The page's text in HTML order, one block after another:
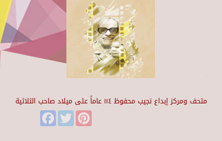
متحف ومركز إبداع نجيب محفوظ ١١٤ عاماً على ميلاد صاحب الثلاثية
FacebookTwitter